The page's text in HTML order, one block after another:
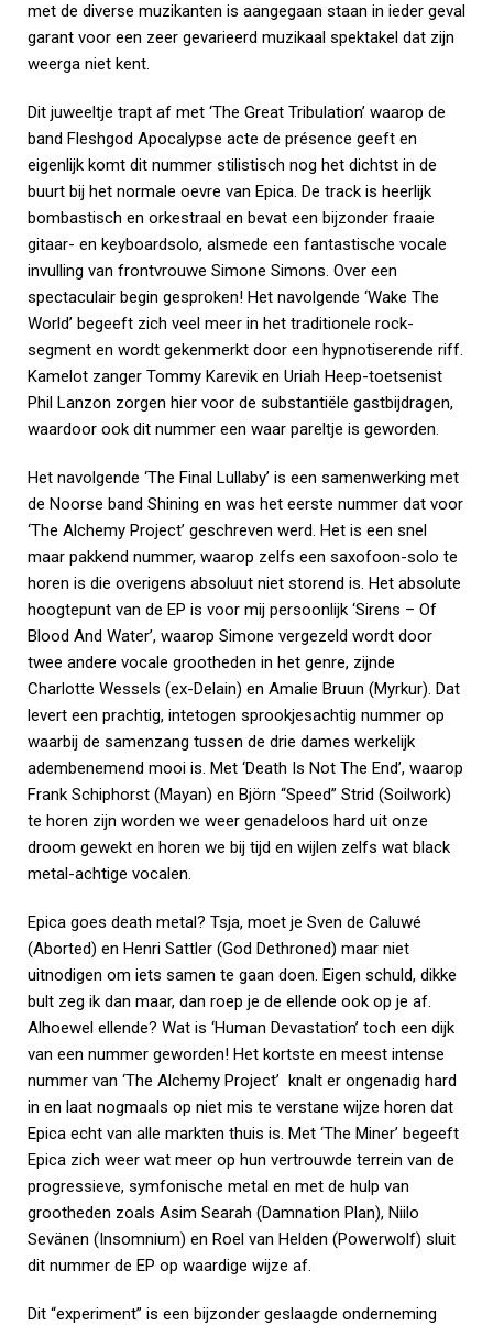
met de diverse muzikanten is aangegaan staan in ieder geval
garant voor een zeer gevarieerd muzikaal spektakel dat zijn
weerga niet kent.
Dit juweeltje trapt af met ‘The Great Tribulation’ waarop de
band Fleshgod Apocalypse acte de présence geeft en
eigenlijk komt dit nummer stilistisch nog het dichtst in de
buurt bij het normale oevre van Epica. De track is heerlijk
bombastisch en orkestraal en bevat een bijzonder fraaie
gitaar- en keyboardsolo, alsmede een fantastische vocale
invulling van frontvrouwe Simone Simons. Over een
spectaculair begin gesproken! Het navolgende ‘Wake The
World’ begeeft zich veel meer in het traditionele rock-
segment en wordt gekenmerkt door een hypnotiserende riff.
Kamelot zanger Tommy Karevik en Uriah Heep-toetsenist
Phil Lanzon zorgen hier voor de substantiële gastbijdragen,
waardoor ook dit nummer een waar pareltje is geworden.
Het navolgende ‘The Final Lullaby’ is een samenwerking met
de Noorse band Shining en was het eerste nummer dat voor
‘The Alchemy Project’ geschreven werd. Het is een snel
maar pakkend nummer, waarop zelfs een saxofoon-solo te
horen is die overigens absoluut niet storend is. Het absolute
hoogtepunt van de EP is voor mij persoonlijk ‘Sirens – Of
Blood And Water’, waarop Simone vergezeld wordt door
twee andere vocale grootheden in het genre, zijnde
Charlotte Wessels (ex-Delain) en Amalie Bruun (Myrkur). Dat
levert een prachtig, intetogen sprookjesachtig nummer op
waarbij de samenzang tussen de drie dames werkelijk
adembenemend mooi is. Met ‘Death Is Not The End’, waarop
Frank Schiphorst (Mayan) en Björn “Speed” Strid (Soilwork)
te horen zijn worden we weer genadeloos hard uit onze
droom gewekt en horen we bij tijd en wijlen zelfs wat black
metal-achtige vocalen.
Epica goes death metal? Tsja, moet je Sven de Caluwé
(Aborted) en Henri Sattler (God Dethroned) maar niet
uitnodigen om iets samen te gaan doen. Eigen schuld, dikke
bult zeg ik dan maar, dan roep je de ellende ook op je af.
Alhoewel ellende? Wat is ‘Human Devastation’ toch een dijk
van een nummer geworden! Het kortste en meest intense
nummer van ‘The Alchemy Project’ knalt er ongenadig hard
in en laat nogmaals op niet mis te verstane wijze horen dat
Epica echt van alle markten thuis is. Met ‘The Miner’ begeeft
Epica zich weer wat meer op hun vertrouwde terrein van de
progressieve, symfonische metal en met de hulp van
grootheden zoals Asim Searah (Damnation Plan), Niilo
Sevänen (Insomnium) en Roel van Helden (Powerwolf) sluit
dit nummer de EP op waardige wijze af.
Dit “experiment” is een bijzonder geslaagde onderneming